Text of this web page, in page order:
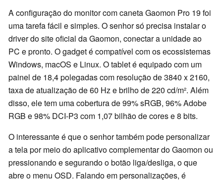
A configuração do monitor com caneta Gaomon Pro 19 foi
uma tarefa fácil e simples. O senhor só precisa instalar o
driver do site oficial da Gaomon, conectar a unidade ao
PC e pronto. O gadget é compatível com os ecossistemas
Windows, macOS e Linux. O tablet é equipado com um
painel de 18,4 polegadas com resolução de 3840 x 2160,
taxa de atualização de 60 Hz e brilho de 220 cd/m². Além
disso, ele tem uma cobertura de 99% sRGB, 96% Adobe
RGB e 98% DCI-P3 com 1,07 bilhão de cores e 8 bits.
O interessante é que o senhor também pode personalizar
a tela por meio do aplicativo complementar do Gaomon ou
pressionando e segurando o botão liga/desliga, o que
abre o menu OSD. Falando em personalizações, é